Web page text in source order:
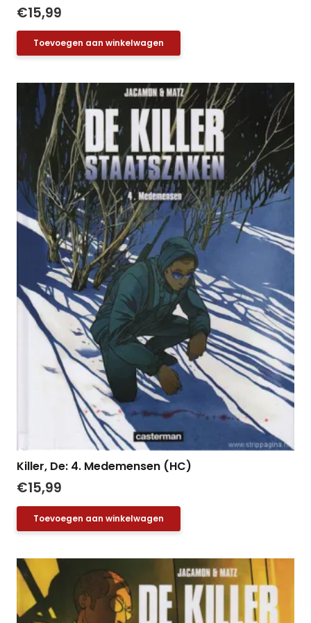
€15,99
Toevoegen aan winkelwagen
Killer, De: 4. Medemensen (HC)
€15,99
Toevoegen aan winkelwagen